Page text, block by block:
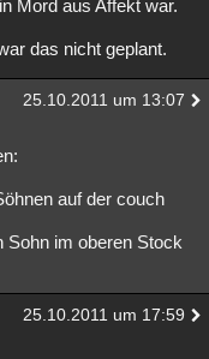
Mord aus Affekt war.
das nicht geplant.
25.10.2011 um 13:07
auf der couch
Sohn im oberen Stock
25.10.2011 um 17:59